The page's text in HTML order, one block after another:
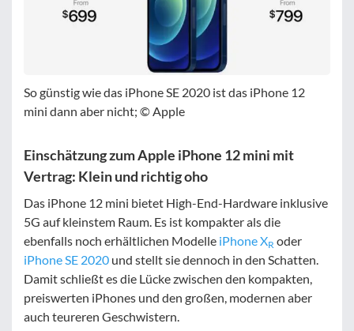
So günstig wie das iPhone SE 2020 ist das iPhone 12
mini dann aber nicht; © Apple
Einschätzung zum Apple iPhone 12 mini mit
Vertrag: Klein und richtig oho
Das iPhone 12 mini bietet High-End-Hardware inklusive
5G auf kleinstem Raum. Es ist kompakter als die
ebenfalls noch erhältlichen Modelle iPhone XR oder
iPhone SE 2020 und stellt sie dennoch in den Schatten.
Damit schließt es die Lücke zwischen den kompakten,
preiswerten iPhones und den großen, modernen aber
auch teureren Geschwistern.